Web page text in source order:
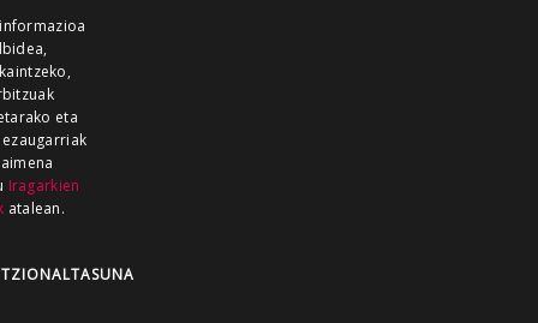
GUKA
GUKA ZUMAIA GUKA
eta
Iragarkien
atalean.